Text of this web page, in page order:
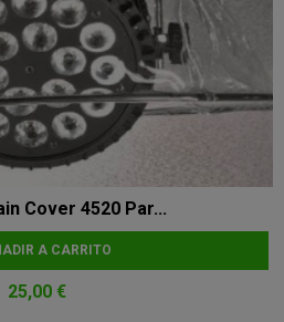
Cover 4520 Par...
A CARRITO
25,00 €